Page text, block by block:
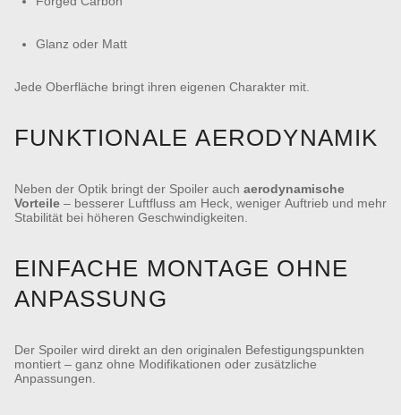
Glanz oder Matt
Jede Oberfläche bringt ihren eigenen Charakter mit.
FUNKTIONALE AERODYNAMIK
Neben der Optik bringt der Spoiler auch aerodynamische
Vorteile – besserer Luftfluss am Heck, weniger Auftrieb und mehr
Stabilität bei höheren Geschwindigkeiten.
EINFACHE MONTAGE OHNE
ANPASSUNG
Der Spoiler wird direkt an den originalen Befestigungspunkten
montiert – ganz ohne Modifikationen oder zusätzliche
Anpassungen.